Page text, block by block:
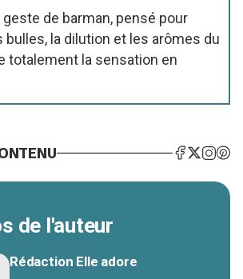
geste de barman, pensé pour
bulles, la dilution et les arômes du
totalement la sensation en
de l'auteur
Rédaction Elle adore